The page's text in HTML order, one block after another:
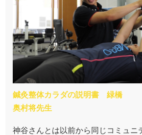
鍼灸整体カラダの説明書 緑橋
奥村将先生
神谷さんとは以前から同じコミュニ